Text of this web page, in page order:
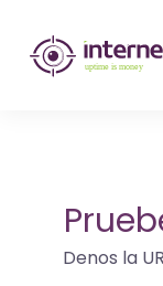
de
del
sitio
webDenos la